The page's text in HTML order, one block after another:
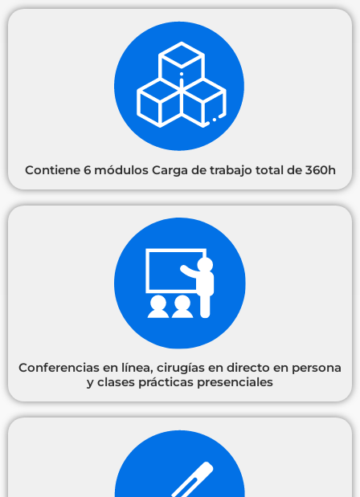
Contiene 6 módulos Carga de trabajo total de 360h
Conferencias en línea, cirugías en directo en persona
y clases prácticas presenciales